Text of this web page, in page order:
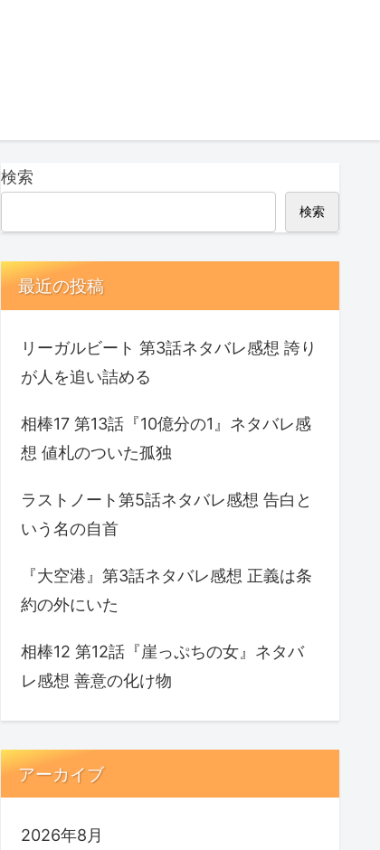
検索
検索
最近の投稿
リーガルビート 第3話ネタバレ感想 誇り
が人を追い詰める
相棒17 第13話『10億分の1』ネタバレ感
想 値札のついた孤独
ラストノート第5話ネタバレ感想 告白と
いう名の自首
『大空港』第3話ネタバレ感想 正義は条
約の外にいた
相棒12 第12話『崖っぷちの女』ネタバ
レ感想 善意の化け物
アーカイブ
2026年8月